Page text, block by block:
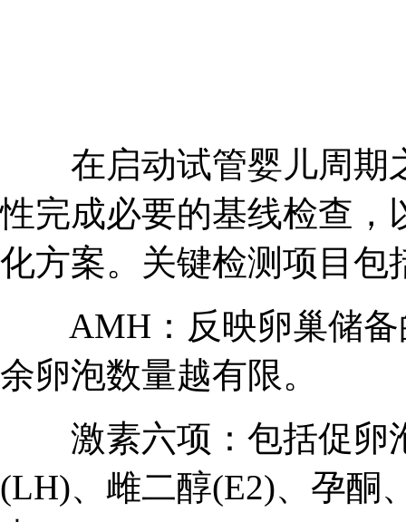
在启动试管婴儿周期
性完成必要的基线检查，
化方案。关键检测项目包
AMH：反映卵巢储备
余卵泡数量越有限。
激素六项：包括促卵
(LH)、雌二醇(E2)、孕酮